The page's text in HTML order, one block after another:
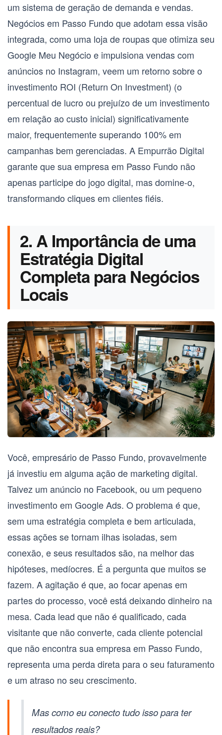
um sistema de geração de demanda e vendas.
Negócios em Passo Fundo que adotam essa visão
integrada, como uma loja de roupas que otimiza seu
Google Meu Negócio e impulsiona vendas com
anúncios no Instagram, veem um retorno sobre o
investimento ROI (Return On Investment) (o
percentual de lucro ou prejuízo de um investimento
em relação ao custo inicial) significativamente
maior, frequentemente superando 100% em
campanhas bem gerenciadas. A Empurrão Digital
garante que sua empresa em Passo Fundo não
apenas participe do jogo digital, mas domine-o,
transformando cliques em clientes fiéis.
2. A Importância de uma
Estratégia Digital
Completa para Negócios
Locais
Você, empresário de Passo Fundo, provavelmente
já investiu em alguma ação de marketing digital.
Talvez um anúncio no Facebook, ou um pequeno
investimento em Google Ads. O problema é que,
sem uma estratégia completa e bem articulada,
essas ações se tornam ilhas isoladas, sem
conexão, e seus resultados são, na melhor das
hipóteses, medíocres. É a pergunta que muitos se
fazem. A agitação é que, ao focar apenas em
partes do processo, você está deixando dinheiro na
mesa. Cada lead que não é qualificado, cada
visitante que não converte, cada cliente potencial
que não encontra sua empresa em Passo Fundo,
representa uma perda direta para o seu faturamento
e um atraso no seu crescimento.
Mas como eu conecto tudo isso para ter
resultados reais?